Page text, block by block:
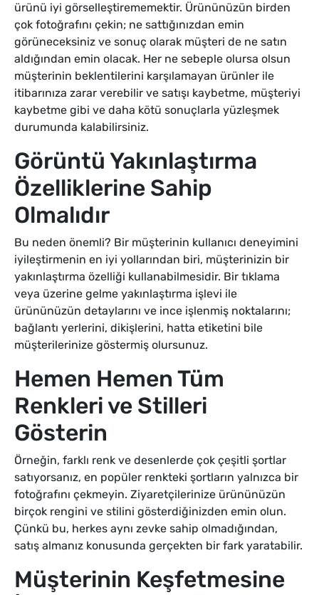
ürünü iyi görselleştirememektir. Ürününüzün birden
çok fotoğrafını çekin; ne sattığınızdan emin
görüneceksiniz ve sonuç olarak müşteri de ne satın
aldığından emin olacak. Her ne sebeple olursa olsun
müşterinin beklentilerini karşılamayan ürünler ile
itibarınıza zarar verebilir ve satışı kaybetme, müşteriyi
kaybetme gibi ve daha kötü sonuçlarla yüzleşmek
durumunda kalabilirsiniz.
Görüntü Yakınlaştırma
Özelliklerine Sahip
Olmalıdır
Bu neden önemli? Bir müşterinin kullanıcı deneyimini
iyileştirmenin en iyi yollarından biri, müşterinizin bir
yakınlaştırma özelliği kullanabilmesidir. Bir tıklama
veya üzerine gelme yakınlaştırma işlevi ile
ürününüzün detaylarını ve ince işlenmiş noktalarını;
bağlantı yerlerini, dikişlerini, hatta etiketini bile
müşterilerinize göstermiş olursunuz.
Hemen Hemen Tüm
Renkleri ve Stilleri
Gösterin
Örneğin, farklı renk ve desenlerde çok çeşitli şortlar
satıyorsanız, en popüler renkteki şortların yalnızca bir
fotoğrafını çekmeyin. Ziyaretçilerinize ürününüzün
birçok rengini ve stilini gösterdiğinizden emin olun.
Çünkü bu, herkes aynı zevke sahip olmadığından,
satış almanız konusunda gerçekten bir fark yaratabilir.
Müşterinin Keşfetmesine